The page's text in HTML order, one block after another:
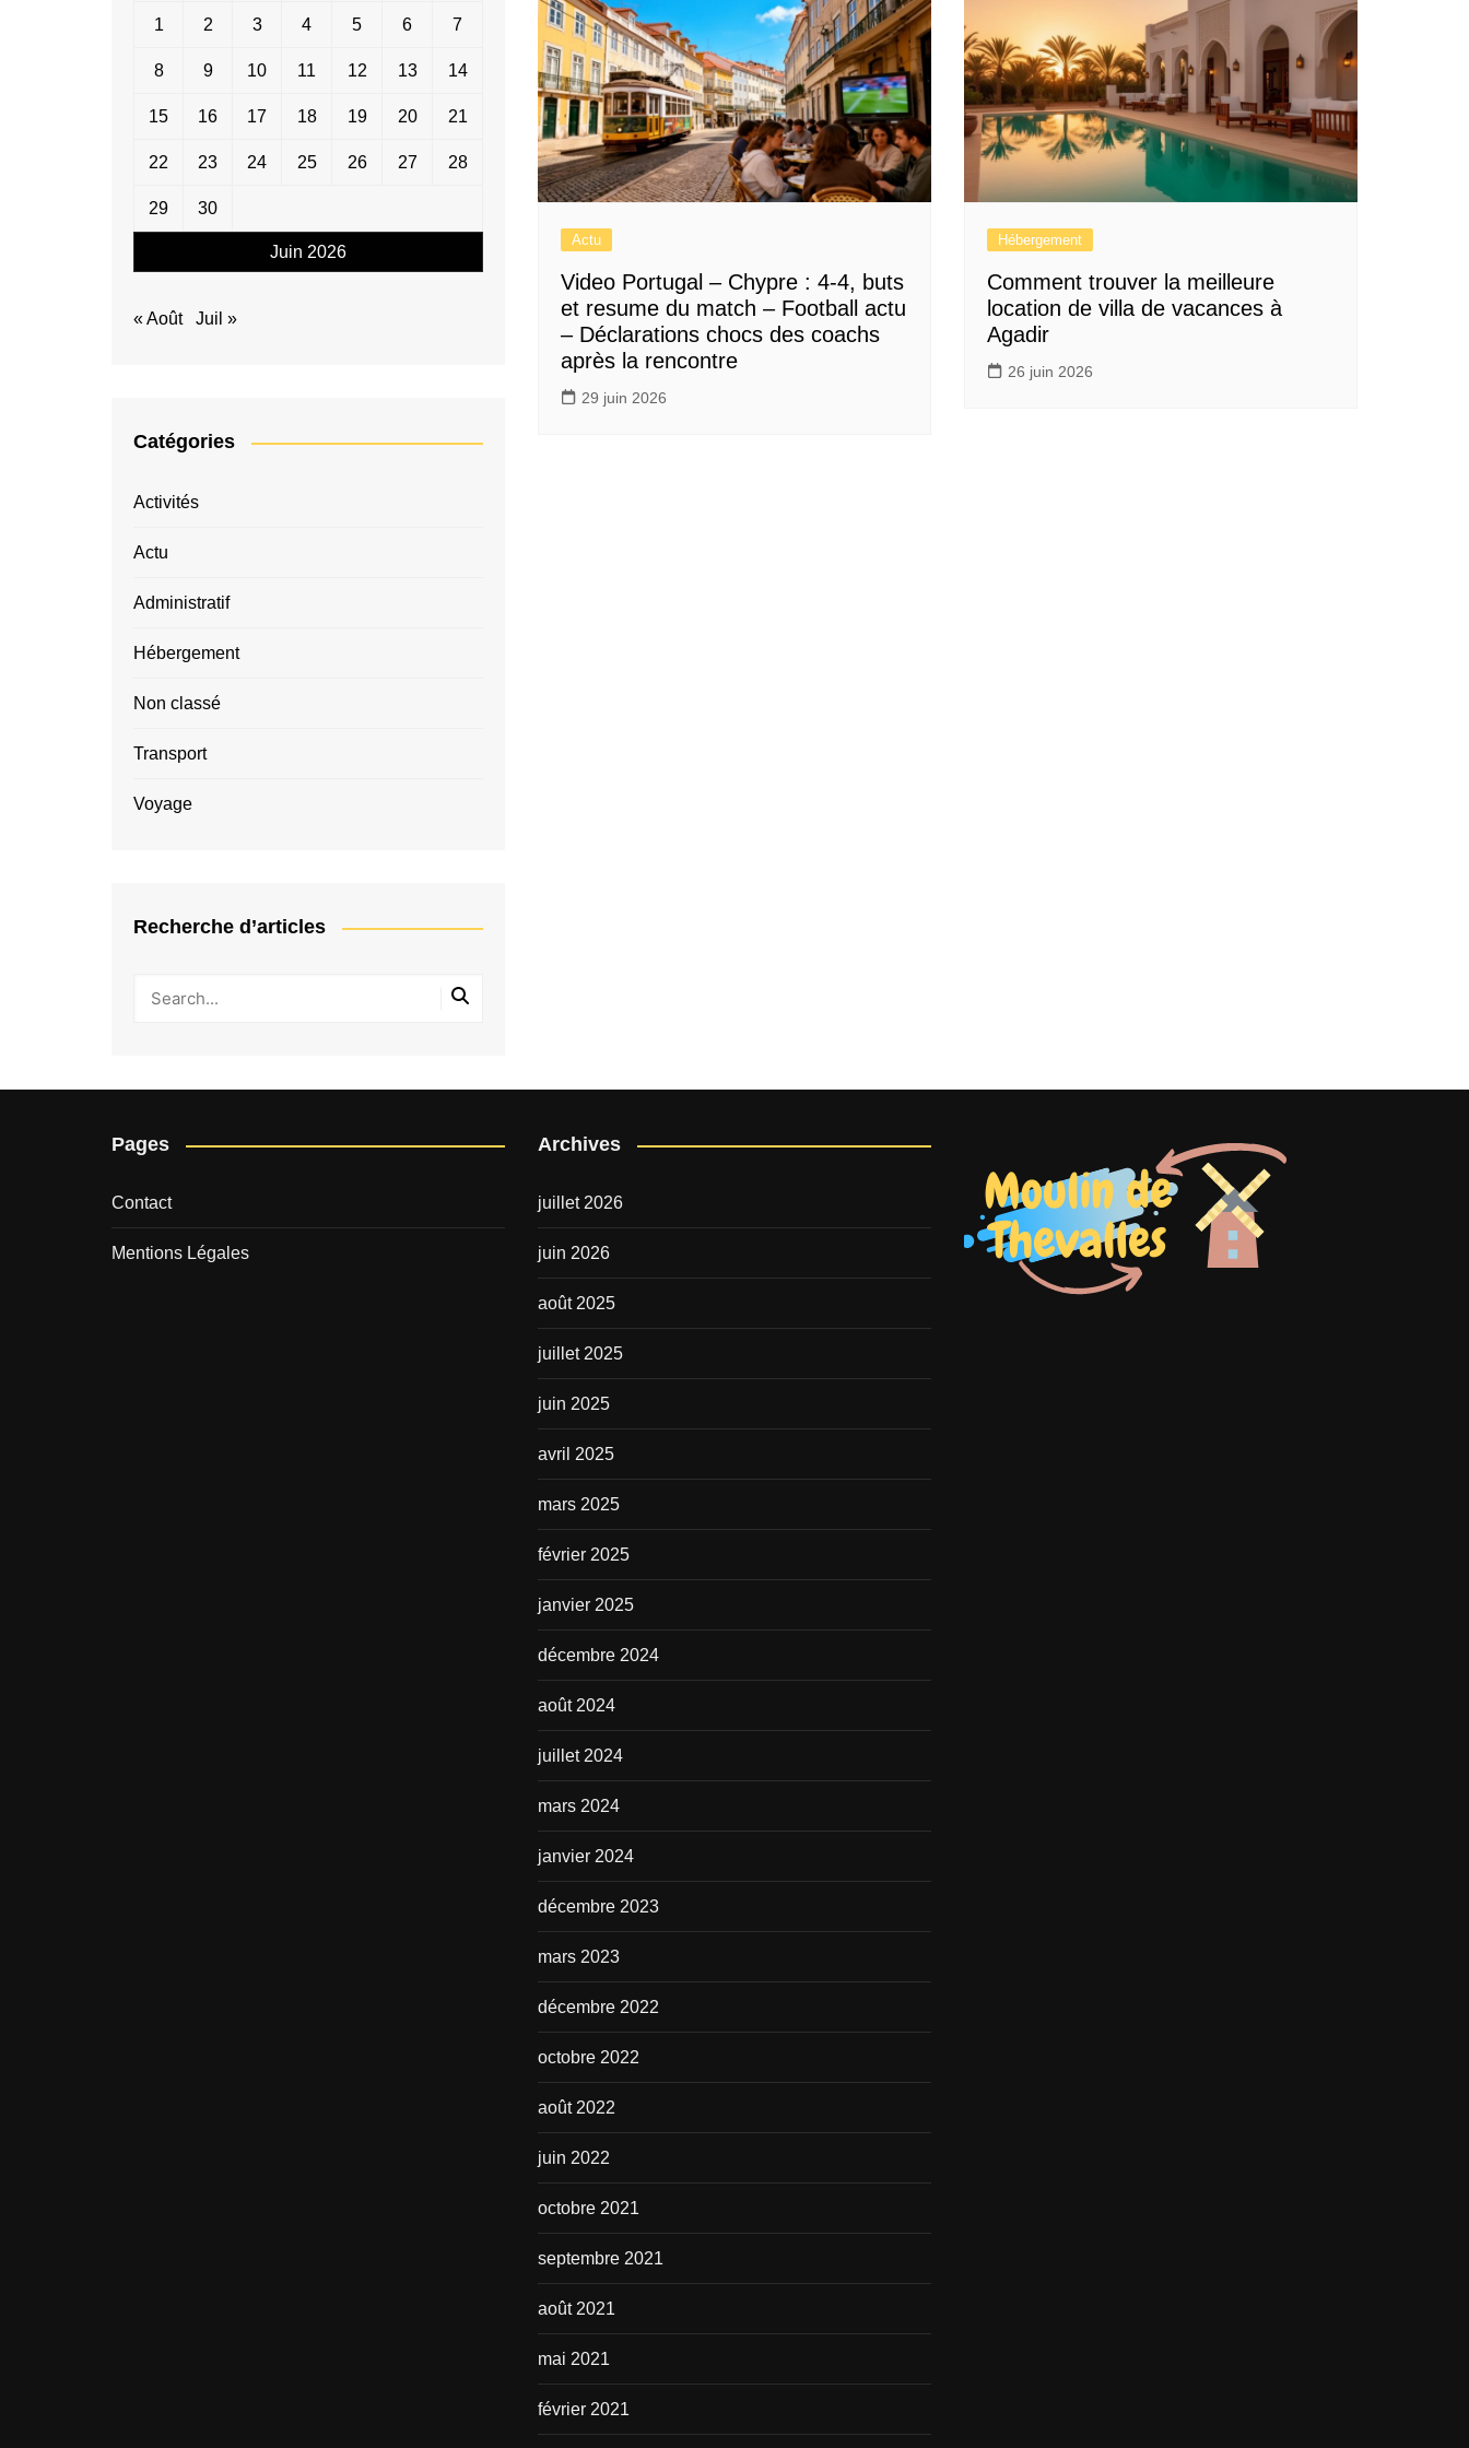
Actu
Video Portugal – Chypre : 4-4, buts
et resume du match – Football actu
– Déclarations chocs des coachs
après la rencontre
29 juin 2026
Hébergement
Comment trouver la meilleure
location de villa de vacances à
Agadir
26 juin 2026
Juin 2026
1 2 3 4 5 6 7
8 9 10 11 12 13 14
15 16 17 18 19 20 21
22 23 24 25 26 27 28
29 30
« Août Juil »
Catégories
Activités
Actu
Administratif
Hébergement
Non classé
Transport
Voyage
Recherche d’articles
Pages
Contact
Mentions Légales
Archives
juillet 2026
juin 2026
août 2025
juillet 2025
juin 2025
avril 2025
mars 2025
février 2025
janvier 2025
décembre 2024
août 2024
juillet 2024
mars 2024
janvier 2024
décembre 2023
mars 2023
décembre 2022
octobre 2022
août 2022
juin 2022
octobre 2021
septembre 2021
août 2021
mai 2021
février 2021